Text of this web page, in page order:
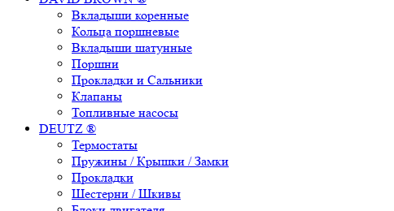
Вкладыши коренные
Кольца поршневые
Вкладыши шатунные
Поршни
Прокладки и Сальники
Клапаны
Топливные насосы
DEUTZ ®
Термостаты
Пружины / Крышки / Замки
Прокладки
Шестерни / Шкивы